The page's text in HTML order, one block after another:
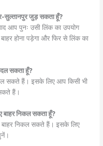
सुल्तानपुर जुड़ सकता हूँ?
आप पुनः उसी लिंक का उपयोग
होना पड़ेगा और फिर से लिंक का
सकता हूँ?
सकते हैं। इसके लिए आप किसी भी
हैं।
बाहर निकल सकता हूँ?
बाहर निकल सकते हैं। इसके लिए